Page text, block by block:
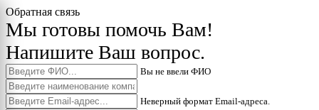
Обратная связь
Мы готовы помочь Вам!
Напишите Ваш вопрос.
Вы не ввели ФИО
Неверный формат Email-адреса.